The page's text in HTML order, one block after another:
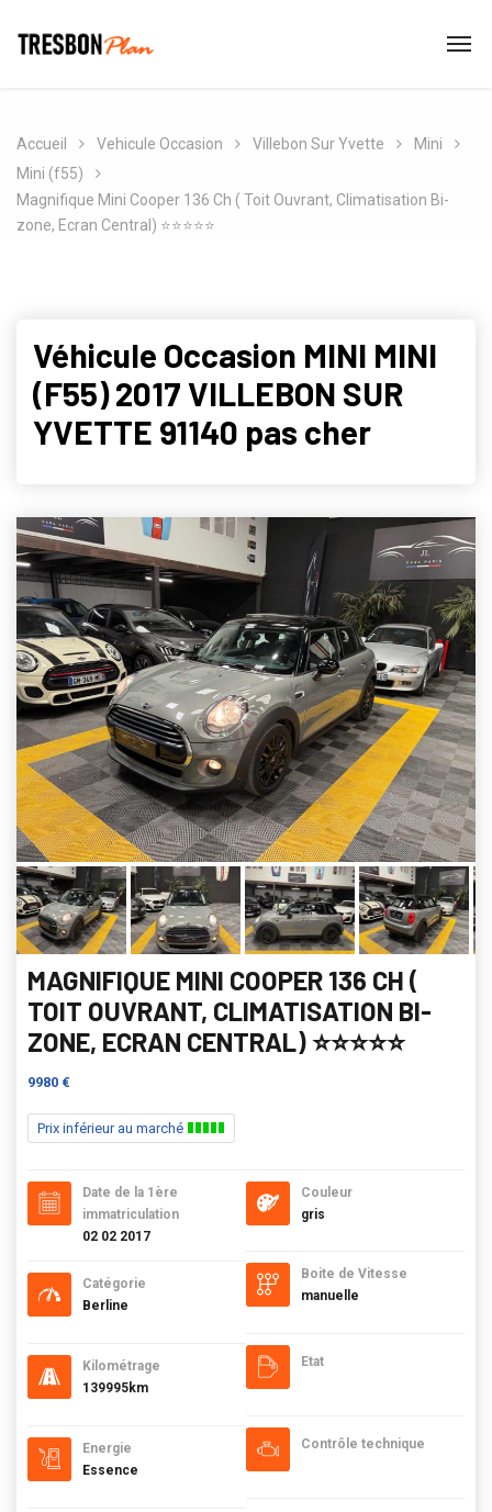
Accueil Vehicule Occasion Villebon Sur Yvette
Mini
Mini (f55)
Magnifique Mini Cooper 136 Ch ( Toit Ouvrant, Climatisation Bi-
zone, Ecran Central) ⭐️⭐️⭐️⭐️⭐️
Véhicule Occasion MINI MINI
(F55) 2017 VILLEBON SUR
YVETTE 91140 pas cher
MAGNIFIQUE MINI COOPER 136 CH (
TOIT OUVRANT, CLIMATISATION BI-
ZONE, ECRAN CENTRAL) ⭐️⭐️⭐️⭐️⭐️
9980 €
Prix inférieur au marché
Date de la 1ère
immatriculation
02 02 2017
Catégorie
Berline
Kilométrage
139995km
Energie
Essence
Couleur
gris
Boite de Vitesse
manuelle
Etat
Contrôle technique